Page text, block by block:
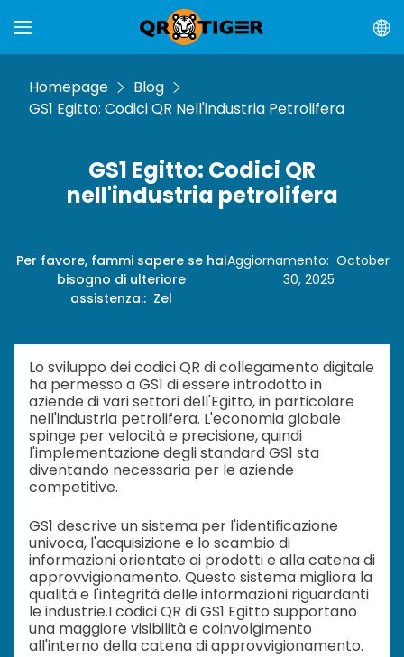
Homepage
Blog
GS1 Egitto: Codici QR Nell'industria Petrolifera
GS1 Egitto: Codici QR
nell'industria petrolifera
Per favore, fammi sapere se hai
bisogno di ulteriore
assistenza.: Zel
Aggiornamento: October
30, 2025
Lo sviluppo dei codici QR di collegamento digitale
ha permesso a GS1 di essere introdotto in
aziende di vari settori dell'Egitto, in particolare
nell'industria petrolifera. L'economia globale
spinge per velocità e precisione, quindi
l'implementazione degli standard GS1 sta
diventando necessaria per le aziende
competitive.
GS1 descrive un sistema per l'identificazione
univoca, l'acquisizione e lo scambio di
informazioni orientate ai prodotti e alla catena di
approvvigionamento. Questo sistema migliora la
qualità e l'integrità delle informazioni riguardanti
le industrie.I codici QR di GS1 Egitto supportano
una maggiore visibilità e coinvolgimento
all'interno della catena di approvvigionamento.